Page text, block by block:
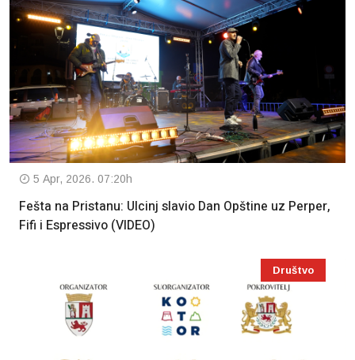
5 Apr, 2026. 07:20h
Fešta na Pristanu: Ulcinj slavio Dan Opštine uz Perper,
Fifi i Espressivo (VIDEO)
Društvo